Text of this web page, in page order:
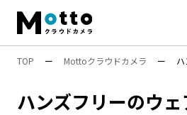
すべて
防犯カメラ
TOP ー Mottoクラウドカメラ ー
ハンズフリーのウ